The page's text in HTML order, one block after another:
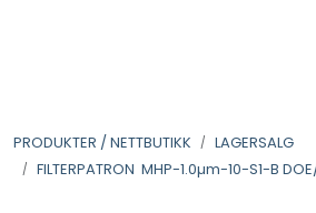
PRODUKTER / NETTBUTIKK
LAGERSALG
FILTERPATRON MHP-1.0µm-10-S1-B
FILTERHUS